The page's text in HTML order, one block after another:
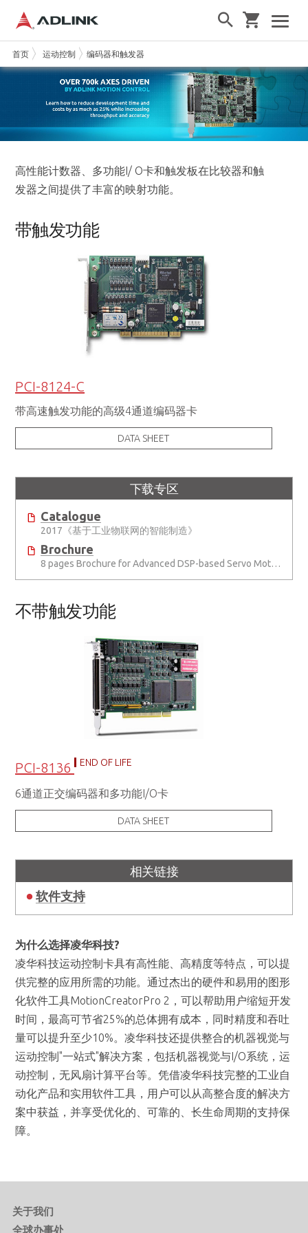
首页 运动控制 编码器和触发器
高性能计数器、多功能I/ O卡和触发板在比较器和触
发器之间提供了丰富的映射功能。
带触发功能
PCI-8124-C
带高速触发功能的高级4通道编码器卡
DATA SHEET
下载专区
Catalogue
2017《基于工业物联网的智能制造》
Brochure
8 pages Brochure for Advanced DSP-based Servo Motion Controller:S141
不带触发功能
PCI-8136 END OF LIFE
6通道正交编码器和多功能I/O卡
DATA SHEET
相关链接
软件支持
为什么选择凌华科技?
凌华科技运动控制卡具有高性能、高精度等特点，可以提
供完整的应用所需的功能。通过杰出的硬件和易用的图形
化软件工具MotionCreatorPro 2，可以帮助用户缩短开发
时间，最高可节省25%的总体拥有成本，同时精度和吞吐
量可以提升至少10%。凌华科技还提供整合的机器视觉与
运动控制"一站式"解决方案，包括机器视觉与I/O系统，运
动控制，无风扇计算平台等。凭借凌华科技完整的工业自
动化产品和实用软件工具，用户可以从高整合度的解决方
案中获益，并享受优化的、可靠的、长生命周期的支持保
障。
关于我们
全球办事处